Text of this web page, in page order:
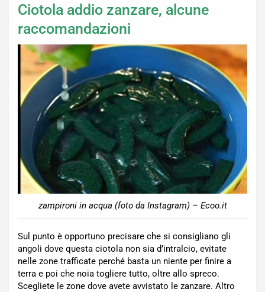
Ciotola addio zanzare, alcune
raccomandazioni
zampironi in acqua (foto da Instagram) – Ecoo.it
Sul punto è opportuno precisare che si consigliano gli
angoli dove questa ciotola non sia d’intralcio, evitate
nelle zone trafficate perché basta un niente per finire a
terra e poi che noia togliere tutto, oltre allo spreco.
Scegliete le zone dove avete avvistato le zanzare. Altro